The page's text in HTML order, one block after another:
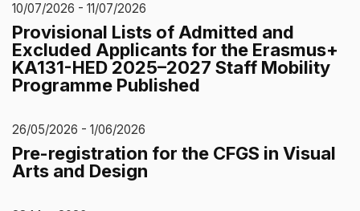
10/07/2026 - 11/07/2026
Provisional Lists of Admitted and
Excluded Applicants for the Erasmus+
KA131-HED 2025–2027 Staff Mobility
Programme Published
26/05/2026 - 1/06/2026
Pre-registration for the CFGS in Visual
Arts and Design